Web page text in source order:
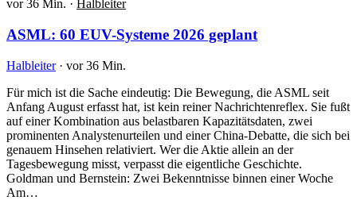
vor 36 Min. · Halbleiter
ASML: 60 EUV-Systeme 2026 geplant
Halbleiter · vor 36 Min.
Für mich ist die Sache eindeutig: Die Bewegung, die ASML seit
Anfang August erfasst hat, ist kein reiner Nachrichtenreflex. Sie fußt
auf einer Kombination aus belastbaren Kapazitätsdaten, zwei
prominenten Analystenurteilen und einer China-Debatte, die sich bei
genauem Hinsehen relativiert. Wer die Aktie allein an der
Tagesbewegung misst, verpasst die eigentliche Geschichte.
Goldman und Bernstein: Zwei Bekenntnisse binnen einer Woche
Am…